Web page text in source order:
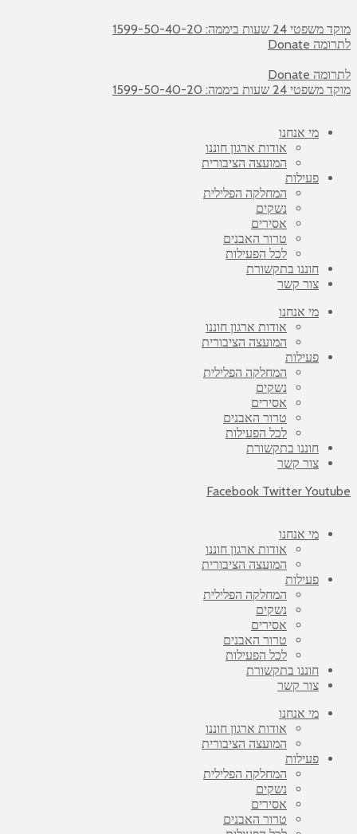
מוקד משפטי 24 שעות ביממה: 1599-50-40-20
לתרומה Donate
לתרומה Donate
מוקד משפטי 24 שעות ביממה: 1599-50-40-20
מי אנחנו
אודות ארגון חוננו
המועצה הציבורית
פעילות
המחלקה הפלילית
נשקים
אסירים
טרור האבנים
לכל הפעילות
חוננו בתקשורת
צור קשר
מי אנחנו
אודות ארגון חוננו
המועצה הציבורית
פעילות
המחלקה הפלילית
נשקים
אסירים
טרור האבנים
לכל הפעילות
חוננו בתקשורת
צור קשר
Facebook Twitter Youtube
מי אנחנו
אודות ארגון חוננו
המועצה הציבורית
פעילות
המחלקה הפלילית
נשקים
אסירים
טרור האבנים
לכל הפעילות
חוננו בתקשורת
צור קשר
מי אנחנו
אודות ארגון חוננו
המועצה הציבורית
פעילות
המחלקה הפלילית
נשקים
אסירים
טרור האבנים